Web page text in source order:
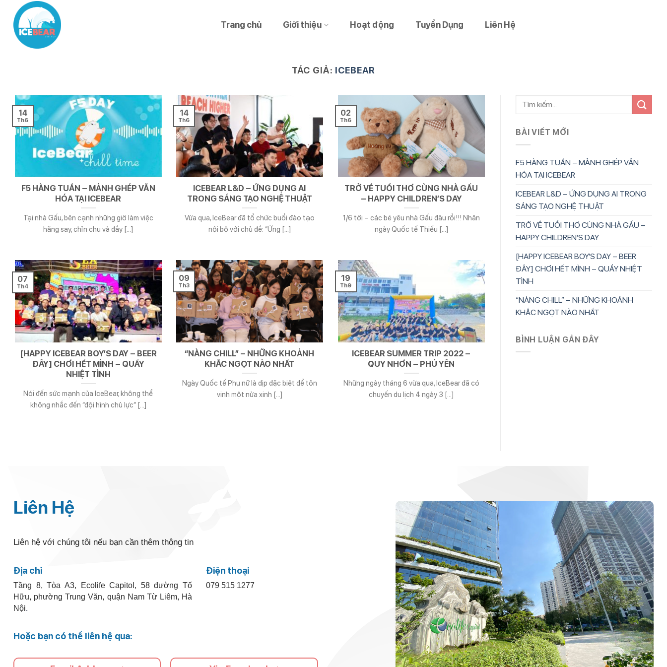
Chuyển
Trang chủ Giới thiệu Hoạt động Tuyển Dụng Liên Hệ
TÁC GIẢ: ICEBEAR
F5 HÀNG TUẦN – MẢNH GHÉP VĂN
HÓA TẠI ICEBEAR
Tại nhà Gấu, bên cạnh những giờ làm việc
hăng say, chỉn chu và đầy [...]
14
Th6
ICEBEAR L&D – ỨNG DỤNG AI
TRONG SÁNG TẠO NGHỆ THUẬT
Vừa qua, IceBear đã tổ chức buổi đào tạo
nội bộ với chủ đề: “Ứng [...]
14
Th6
TRỞ VỀ TUỔI THƠ CÙNG NHÀ GẤU
– HAPPY CHILDREN’S DAY
1/6 tới – các bé yêu nhà Gấu đâu rồi!!! Nhân
ngày Quốc tế Thiếu [...]
02
Th6
[HAPPY ICEBEAR BOY’S DAY – BEER
ĐÂY] CHƠI HẾT MÌNH – QUẨY
NHIỆT TÌNH
Nói đến sức mạnh của IceBear, không thể
không nhắc đến “đội hình chủ lực” [...]
07
Th4
“NÀNG CHILL” – NHỮNG KHOẢNH
KHẮC NGỌT NÀO NHẤT
Ngày Quốc tế Phụ nữ là dịp đặc biệt để tôn
vinh một nửa xinh [...]
09
Th3
ICEBEAR SUMMER TRIP 2022 –
QUY NHƠN – PHÚ YÊN
Những ngày tháng 6 vừa qua, IceBear đã có
chuyến du lịch 4 ngày 3 [...]
19
Th9
BÀI VIẾT MỚI
F5 HÀNG TUẦN – MẢNH GHÉP VĂN
HÓA TẠI ICEBEAR
ICEBEAR L&D – ỨNG DỤNG AI TRONG
SÁNG TẠO NGHỆ THUẬT
TRỞ VỀ TUỔI THƠ CÙNG NHÀ GẤU –
HAPPY CHILDREN’S DAY
[HAPPY ICEBEAR BOY’S DAY – BEER
ĐÂY] CHƠI HẾT MÌNH – QUẨY NHIỆT
TÌNH
“NÀNG CHILL” – NHỮNG KHOẢNH
KHẮC NGỌT NÀO NHẤT
BÌNH LUẬN GẦN ĐÂY
Liên Hệ
Liên hệ với chúng tôi nếu bạn cần thêm thông tin
Địa chỉ
Tầng 8, Tòa A3, Ecolife Capitol, 58 đường Tố
Hữu, phường Trung Văn, quận Nam Từ Liêm, Hà
Nội.
Điện thoại
079 515 1277
Hoặc bạn có thể liên hệ qua: